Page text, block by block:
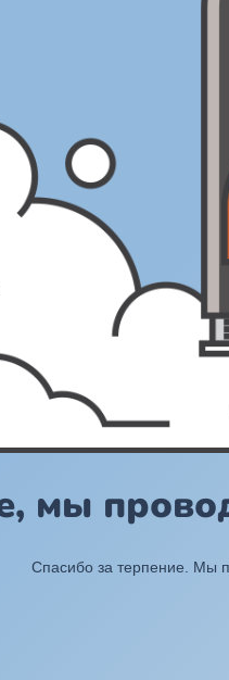
мы
Спасибо за терпение. Мы